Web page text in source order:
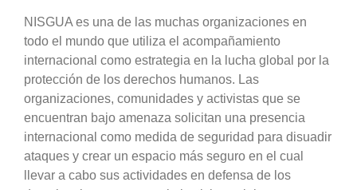
NISGUA es una de las muchas organizaciones en
todo el mundo que utiliza el acompañamiento
internacional como estrategia en la lucha global por la
protección de los derechos humanos. Las
organizaciones, comunidades y activistas que se
encuentran bajo amenaza solicitan una presencia
internacional como medida de seguridad para disuadir
ataques y crear un espacio más seguro en el cual
llevar a cabo sus actividades en defensa de los